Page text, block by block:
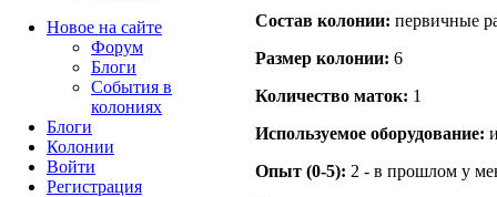
Состав кoлонии: первичные
Размер кoлонии: 6
Количество маток: 1
Используемое оборудование:
Опыт (0-5): 2 - в прошлом у
Новое на сайте
Форум
Блоги
События в
колониях
Блоги
Колонии
Войти
Peгиcтpaция